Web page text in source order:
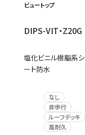
ビュートップ
DIPS-VIT・Z20G
塩化ビニル樹脂系シ
ート防水
なし
非歩行
ルーフデッキ
高耐久